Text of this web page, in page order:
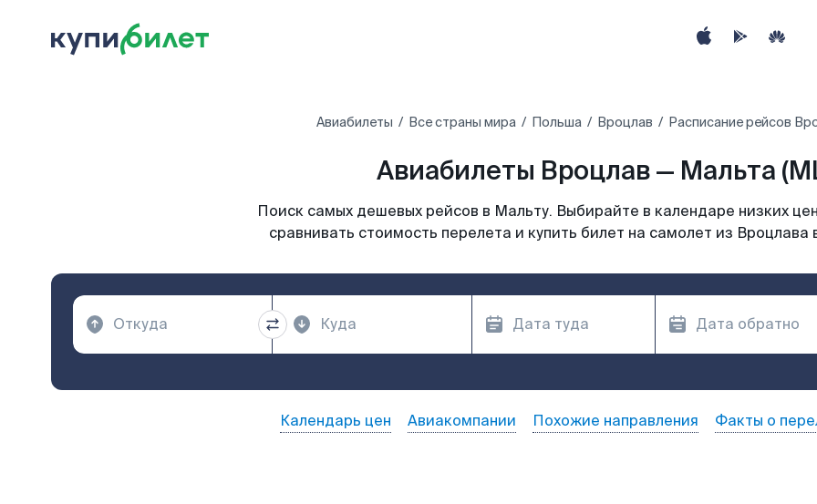
Авиабилеты Все страны мира Польша Вроцлав Расписание рейсов
Авиабилеты Вроцлав — Мальта
Поиск самых дешевых рейсов в Мальту. Выбирайте в календаре низких
сравнивать стоимость перелета и купить билет на самолет из Вроцлава
Календарь цен Авиакомпании Похожие направления Факты о